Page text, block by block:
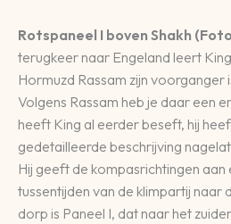
Rotspaneel I boven Shakh
terugkeer naar Engeland leert
Hormuzd Rassam zijn voorganger
Volgens Rassam heb je daar een
heeft King al eerder beseft, hij
gedetailleerde beschrijving
Hij geeft de kompasrichtingen aan
tussentijden van de klimpartij naar
dorp is Paneel I, dat naar het